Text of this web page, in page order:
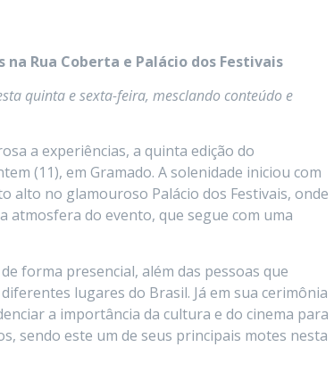
Rua Coberta e Palácio dos Festivais
quinta e sexta-feira, mesclando conteúdo e
a experiências, a quinta edição do
(11), em Gramado. A solenidade iniciou com
alto no glamouroso Palácio dos Festivais, onde
do evento, que segue com uma
forma presencial, além das pessoas que
lugares do Brasil. Já em sua cerimônia
a importância da cultura e do cinema para
sendo este um de seus principais motes nesta